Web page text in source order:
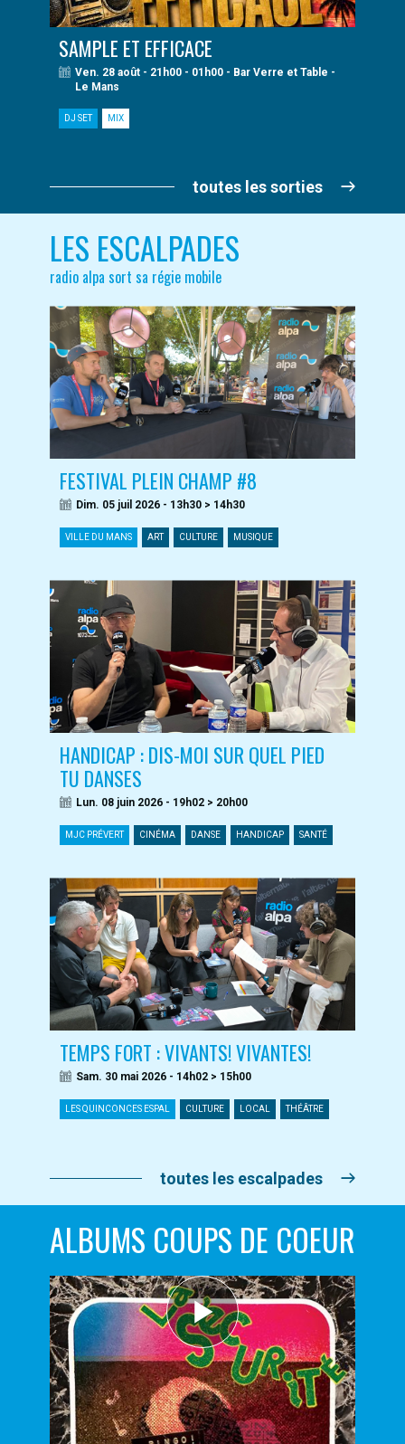
SAMPLE ET EFFICACE
Ven. 28 août - 21h00 - 01h00 - Bar Verre et Table -
Le Mans
DJ SET MIX
toutes les sorties
LES ESCALPADES
radio alpa sort sa régie mobile
FESTIVAL PLEIN CHAMP #8
Dim. 05 juil 2026 - 13h30 > 14h30
VILLE DU MANS ART CULTURE MUSIQUE
HANDICAP : DIS-MOI SUR QUEL PIED
TU DANSES
Lun. 08 juin 2026 - 19h02 > 20h00
MJC PRÉVERT CINÉMA DANSE HANDICAP SANTÉ
TEMPS FORT : VIVANTS! VIVANTES!
Sam. 30 mai 2026 - 14h02 > 15h00
LES QUINCONCES ESPAL CULTURE LOCAL THÉÂTRE
toutes les escalpades
ALBUMS COUPS DE COEUR